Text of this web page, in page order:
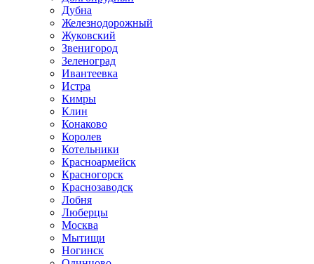
Дубна
Железнодорожный
Жуковский
Звенигород
Зеленоград
Ивантеевка
Истра
Кимры
Клин
Конаково
Королев
Котельники
Красноармейск
Красногорск
Краснозаводск
Лобня
Люберцы
Москва
Мытищи
Ногинск